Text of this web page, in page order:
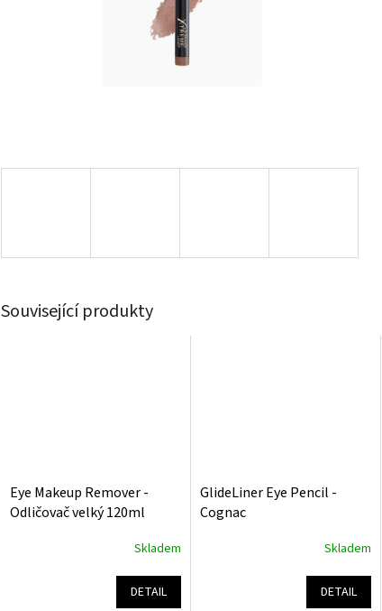
Související produkty
Eye Makeup Remover -
Odličovač velký 120ml
Skladem
DETAIL
GlideLiner Eye Pencil -
Cognac
Skladem
DETAIL